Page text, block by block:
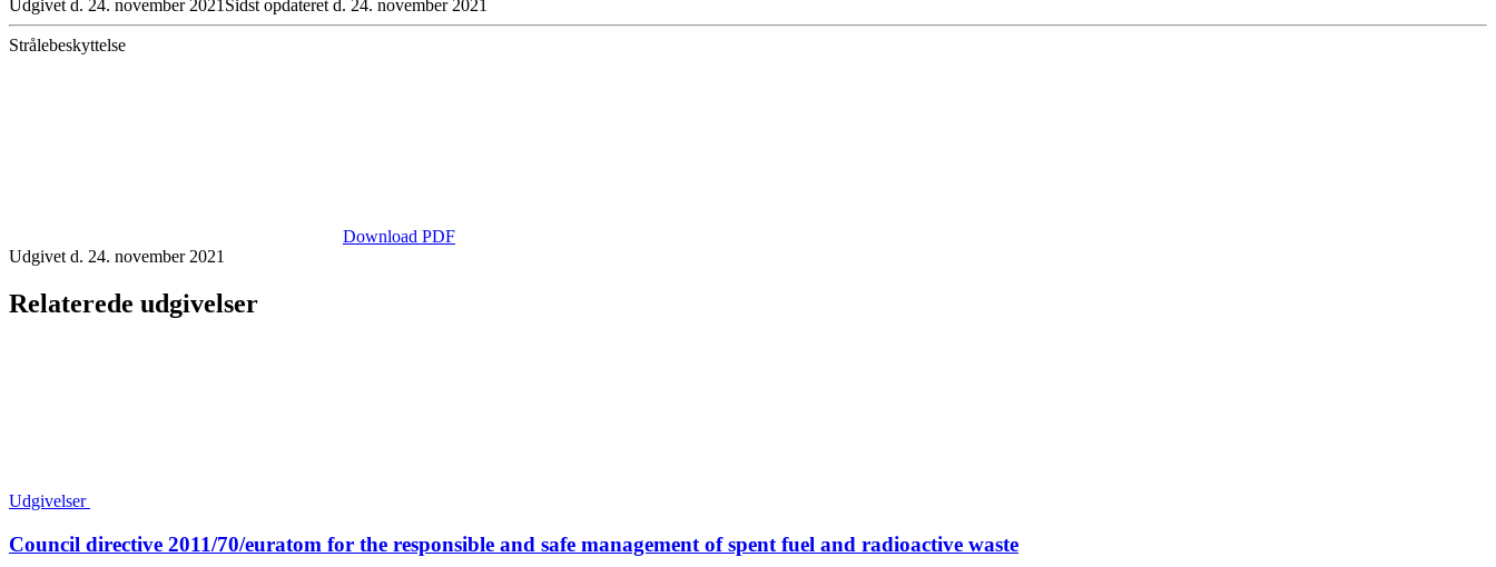
Udgivet d. 24. november 2021 Sidst opdateret d. 24. november 2021
Strålebeskyttelse
Download PDF
Udgivet d. 24. november 2021
Relaterede udgivelser
Udgivelser
Council directive 2011/70/euratom for the responsible and safe management of spent fuel and radioactive waste